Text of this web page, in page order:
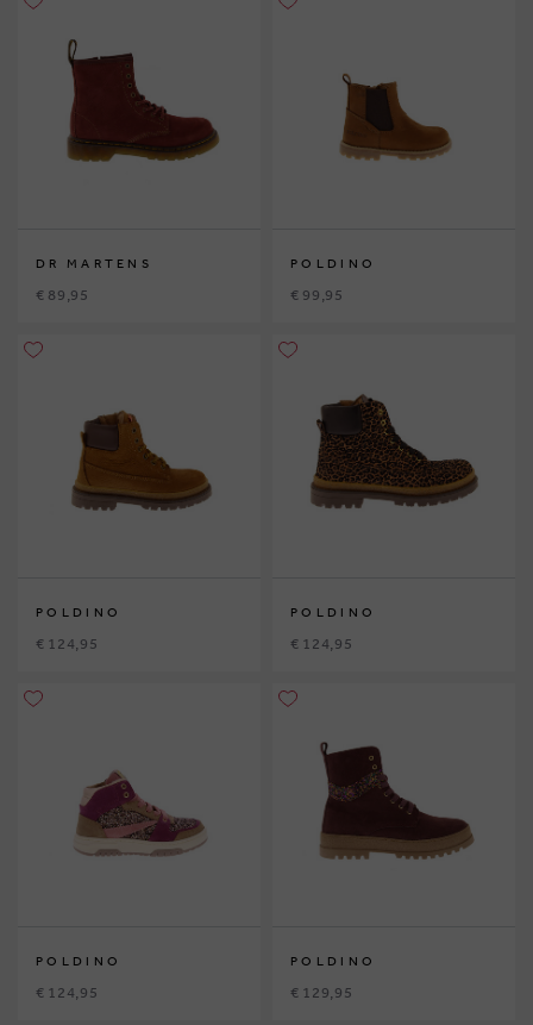
DR MARTENS
€ 89,95
POLDINO
€ 99,95
POLDINO
€ 124,95
POLDINO
€ 124,95
POLDINO
€ 124,95
POLDINO
€ 129,95